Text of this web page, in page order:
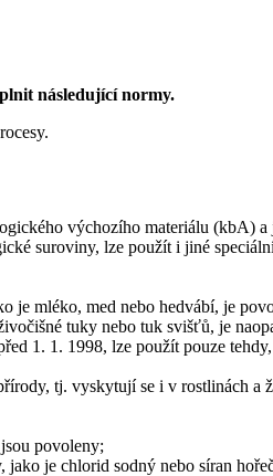
následující normy.
výchozího materiálu (kbA) a
suroviny, lze použít i jiné
je mléko, med nebo hedvábí, je
tuky nebo tuk svišťů, je
1. 1. 1998, lze použít pouze
tj. vyskytují se i v rostlinách
povoleny;
je chlorid sodný nebo síran